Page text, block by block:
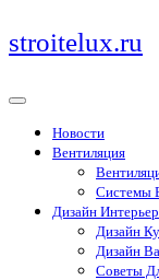
Перейти
к
stroitelux.ru
Новости
Вентиляция
Системы
Дизайн
Дизайн
Дизайн
Советы